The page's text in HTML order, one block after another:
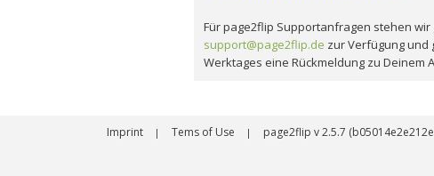
Für page2flip Supportanfragen stehen wir
support@page2flip.de zur Verfügung und
Werktages eine Rückmeldung zu Deinem
Imprint | Tems of Use | page2flip v 2.5.7